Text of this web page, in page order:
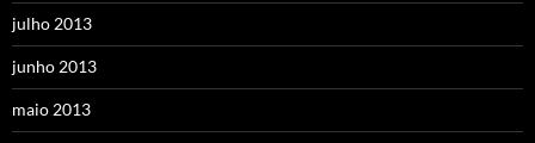
julho 2013
junho 2013
maio 2013